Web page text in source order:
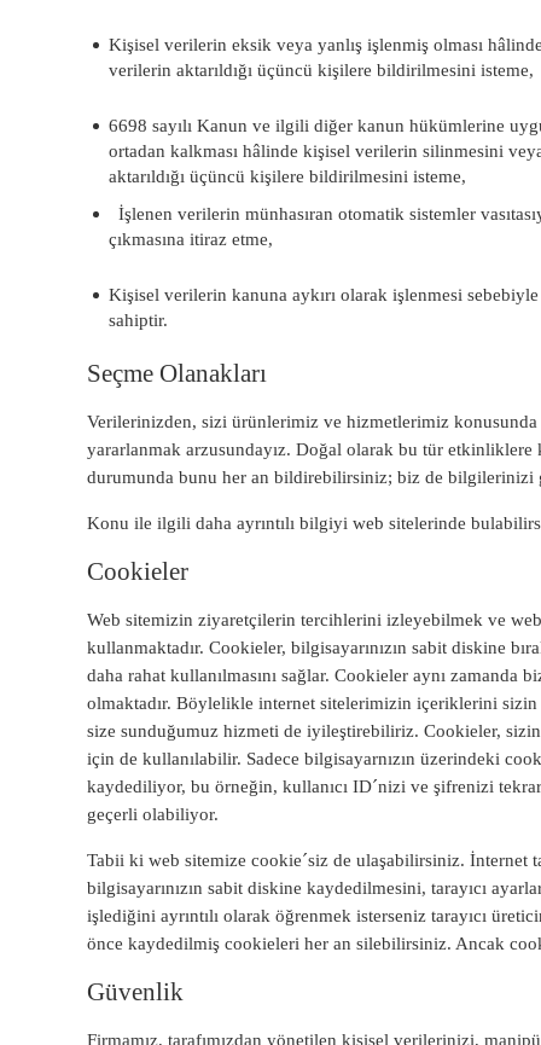
Kişisel verilerin eksik veya yanlış işlenmiş olması
verilerin aktarıldığı üçüncü kişilere bildirilmesini isteme,
6698 sayılı Kanun ve ilgili diğer kanun hükümlerine
ortadan kalkması hâlinde kişisel verilerin silinmesini
aktarıldığı üçüncü kişilere bildirilmesini isteme,
İşlenen verilerin münhasıran otomatik sistemler
çıkmasına itiraz etme,
Kişisel verilerin kanuna aykırı olarak işlenmesi
sahiptir.
Seçme Olanakları
Verilerinizden, sizi ürünlerimiz ve hizmetlerimiz
yararlanmak arzusundayız. Doğal olarak bu tür
durumunda bunu her an bildirebilirsiniz; biz de bilgilerinizi
Konu ile ilgili daha ayrıntılı bilgiyi web sitelerinde
Cookieler
Web sitemizin ziyaretçilerin tercihlerini izleyebilmek ve
kullanmaktadır. Cookieler, bilgisayarınızın sabit diskine
daha rahat kullanılmasını sağlar. Cookieler aynı zamanda
olmaktadır. Böylelikle internet sitelerimizin içeriklerini
size sunduğumuz hizmeti de iyileştirebiliriz. Cookieler,
için de kullanılabilir. Sadece bilgisayarnızın üzerindeki
kaydediliyor, bu örneğin, kullanıcı ID´nizi ve şifrenizi
geçerli olabiliyor.
Tabii ki web sitemize cookie´siz de ulaşabilirsiniz. İnternet
bilgisayarınızın sabit diskine kaydedilmesini, tarayıcı
işlediğini ayrıntılı olarak öğrenmek isterseniz tarayıcı
önce kaydedilmiş cookieleri her an silebilirsiniz. Ancak
Güvenlik
Firmamız, tarafımızdan yönetilen kişisel verilerinizi,